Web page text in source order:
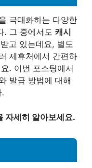
극대화하는 다양한
. 그 중에서도 캐시
고 있는데요, 별도
제휴처에서 간편하
. 이번 포스팅에서
발급 방법에 대해
.
자세히 알아보세요.